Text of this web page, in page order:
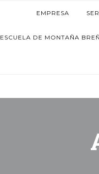
EMPRESA
ESCUELA DE MONTAÑA